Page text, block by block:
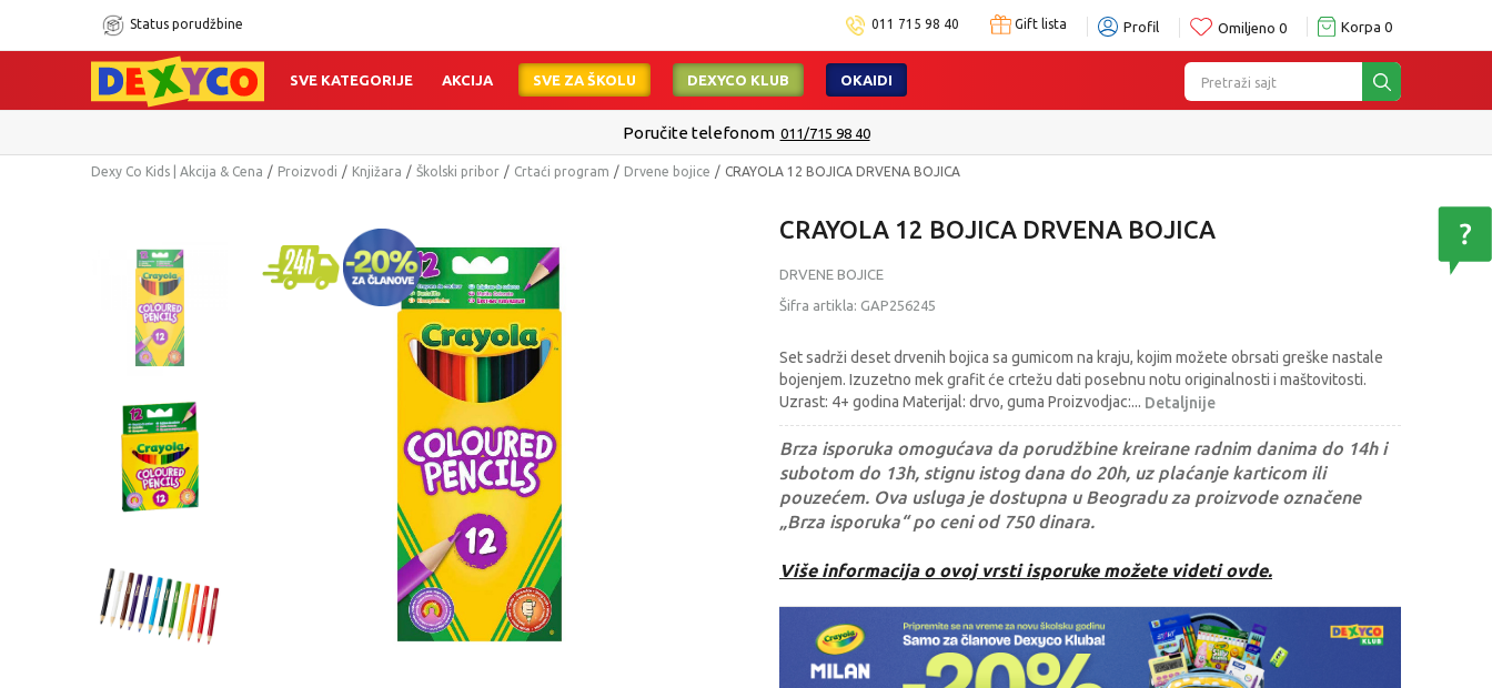
Status porudžbine 011 715 98 40 Gift lista Profil Omiljeno 0 Korpa 0
Pretraži sajt
SVE KATEGORIJE AKCIJA SVE ZA ŠKOLU DEXYCO KLUB OKAIDI
Poručite telefonom 011/715 98 40
Dexy Co Kids | Akcija & Cena Proizvodi Knjižara Školski pribor Crtaći program Drvene bojice CRAYOLA 12 BOJICA DRVENA BOJICA
CRAYOLA 12 BOJICA DRVENA BOJICA
DRVENE BOJICE
Šifra artikla: GAP256245
Set sadrži deset drvenih bojica sa gumicom na kraju, kojim možete obrsati greške nastale
bojenjem. Izuzetno mek grafit će crtežu dati posebnu notu originalnosti i maštovitosti.
Uzrast: 4+ godina Materijal: drvo, guma Proizvodjac:... Detaljnije
Brza isporuka omogućava da porudžbine kreirane radnim danima do 14h i
subotom do 13h, stignu istog dana do 20h, uz plaćanje karticom ili
pouzećem. Ova usluga je dostupna u Beogradu za proizvode označene
„Brza isporuka“ po ceni od 750 dinara.
Više informacija o ovoj vrsti isporuke možete videti ovde.